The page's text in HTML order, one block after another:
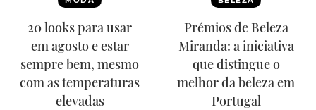
20 looks para usar
em agosto e estar
sempre bem, mesmo
com as temperaturas
elevadas
Prémios de Beleza
Miranda: a iniciativa
que distingue o
melhor da beleza em
Portugal